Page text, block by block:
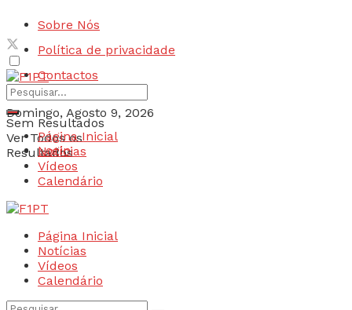
Sobre Nós
Política de privacidade
Contactos
Domingo, Agosto 9, 2026
Login
Sem Resultados
Ver Todos os
Resultados
Página Inicial
Notícias
Vídeos
Calendário
Página Inicial
Notícias
Vídeos
Calendário